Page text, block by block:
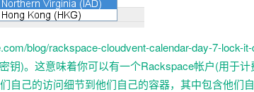
blog/rackspace-cloudvent-calendar-day-7-lock-
)。这意味着你可以有一个Rackspace帐户(用于计
自己的访问细节到他们自己的容器，其中包含他们